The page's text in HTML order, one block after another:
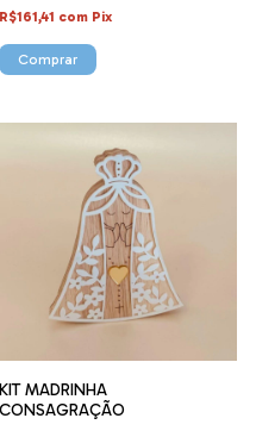
R$161,41 com Pix
Comprar
KIT MADRINHA
CONSAGRAÇÃO